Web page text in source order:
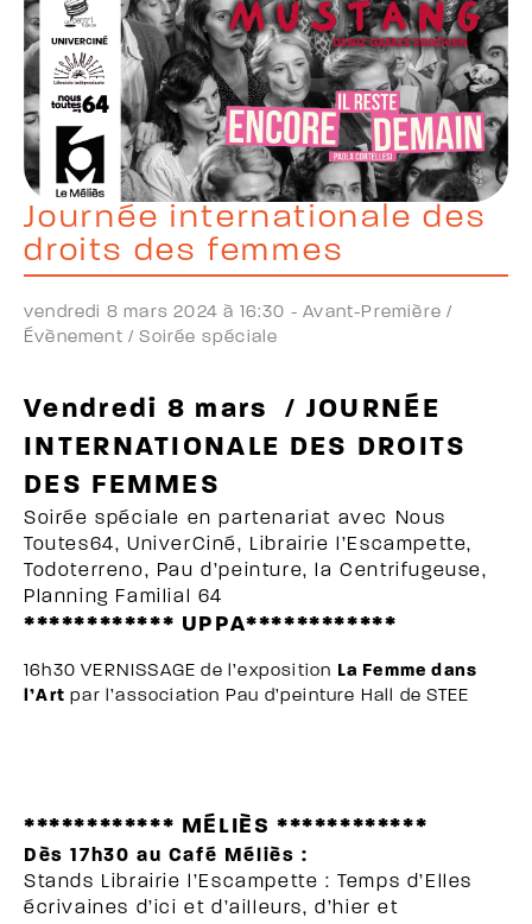
Journée internationale des
droits des femmes
vendredi 8 mars 2024 à 16:30 -Avant-Première /
Évènement /Soirée spéciale
Vendredi 8 mars / JOURNÉE
INTERNATIONALE DES DROITS
DES FEMMES
Soirée spéciale en partenariat avec Nous
Toutes64, UniverCiné, Librairie l’Escampette,
Todoterreno, Pau d’peinture, la Centrifugeuse,
Planning Familial 64
************ UPPA************
16h30 VERNISSAGE de l’exposition La Femme dans
l’Art par l’association Pau d’peinture Hall de STEE
************ MÉLIÈS ************
Dès 17h30 au Café Méliès :
Stands Librairie l’Escampette : Temps d’Elles
écrivaines d’ici et d’ailleurs, d’hier et